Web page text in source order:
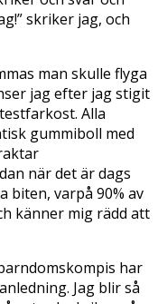
skriker jag, och
man skulle flyga
jag efter jag stigit
Alla
gummiboll med
när det är dags
biten, varpå 90% av
känner mig rädd att
har
Jag blir så